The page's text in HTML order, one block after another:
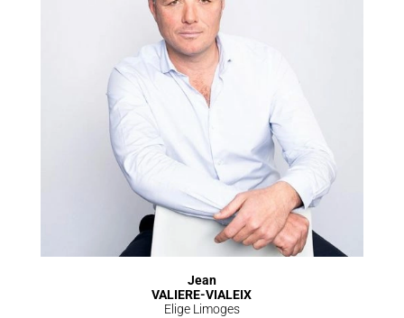
Jean
VALIERE-VIALEIX
Elige Limoges